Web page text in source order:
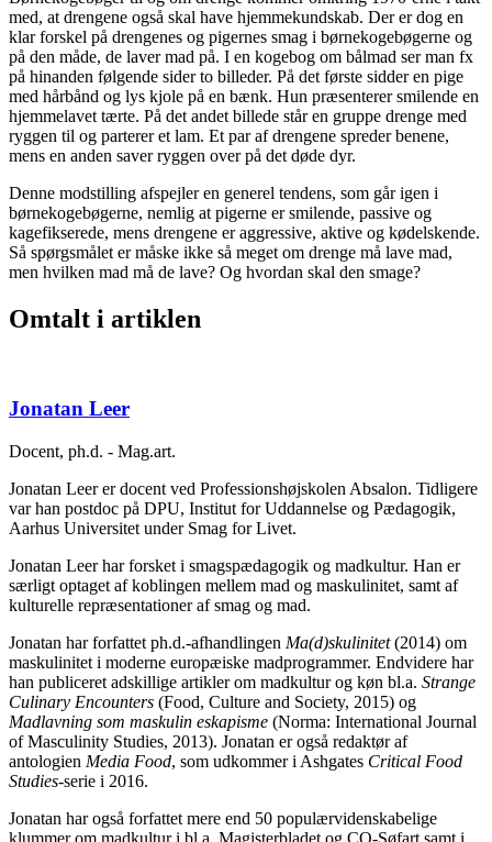
med, at drengene også skal have hjemmekundskab. Der er dog en
klar forskel på drengenes og pigernes smag i børnekogebøgerne og
på den måde, de laver mad på. I en kogebog om bålmad ser man fx
på hinanden følgende sider to billeder. På det første sidder en pige
med hårbånd og lys kjole på en bænk. Hun præsenterer smilende en
hjemmelavet tærte. På det andet billede står en gruppe drenge med
ryggen til og parterer et lam. Et par af drengene spreder benene,
mens en anden saver ryggen over på det døde dyr.
Denne modstilling afspejler en generel tendens, som går igen i
børnekogebøgerne, nemlig at pigerne er smilende, passive og
kagefikserede, mens drengene er aggressive, aktive og kødelskende.
Så spørgsmålet er måske ikke så meget om drenge må lave mad,
men hvilken mad må de lave? Og hvordan skal den smage?
Omtalt i artiklen
Jonatan Leer
Docent, ph.d. - Mag.art.
Jonatan Leer er docent ved Professionshøjskolen Absalon. Tidligere
var han postdoc på DPU, Institut for Uddannelse og Pædagogik,
Aarhus Universitet under Smag for Livet.
Jonatan Leer har forsket i smagspædagogik og madkultur. Han er
særligt optaget af koblingen mellem mad og maskulinitet, samt af
kulturelle repræsentationer af smag og mad.
Jonatan har forfattet ph.d.-afhandlingen Ma(d)skulinitet(2014) om
maskulinitet i moderne europæiske madprogrammer. Endvidere har
han publiceret adskillige artikler om madkultur og køn bl.a. Strange
Culinary Encounters (Food, Culture and Society, 2015) og
Madlavning som maskulin eskapisme (Norma: International Journal
of Masculinity Studies, 2013). Jonatan er også redaktør af
antologien Media Food, som udkommer i Ashgates Critical Food
Studies-serie i 2016.
Jonatan har også forfattet mere end 50 populærvidenskabelige
klummer om madkultur i bl.a. Magisterbladet og CO-Søfart samt i